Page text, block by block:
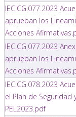
IEC.CG.077.2023
aprueban los
Acciones
IEC.CG.077.2023
aprueban los
Acciones
IEC.CG.078.2023
el Plan de Seguridad
PEL2023.pdf